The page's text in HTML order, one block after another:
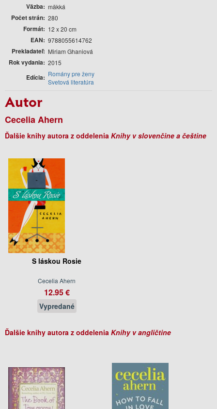
Väzba mäkká
Počet strán 280
Formát 12 x 20 cm
EAN 9788055614762
Prekladateľ Miriam Ghaniová
Rok vydania 2015
Edícia
Romány pre ženy
Svetová literatúra
Autor
Cecelia Ahern
Ďalšie knihy autora z oddelenia Knihy v slovenčine a češtine
S láskou Rosie
Cecelia Ahern
12.95 €
Vypredané
Ďalšie knihy autora z oddelenia Knihy v angličtine